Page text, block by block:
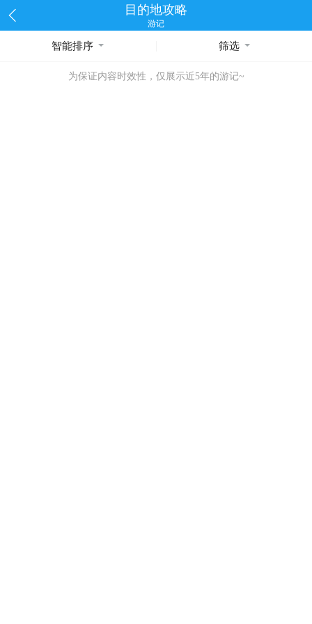
目的地攻略
游记
智能排序 筛选
为保证内容时效性，仅展示近5年的游记~